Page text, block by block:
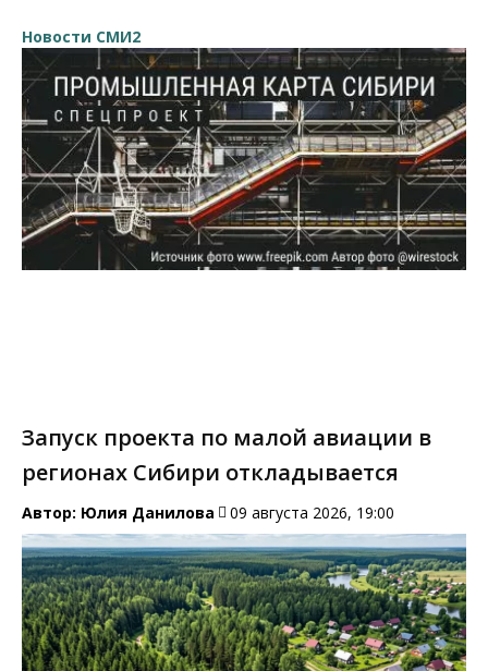
Новости СМИ2
Запуск проекта по малой авиации в
регионах Сибири откладывается
Автор: Юлия Данилова 09 августа 2026, 19:00